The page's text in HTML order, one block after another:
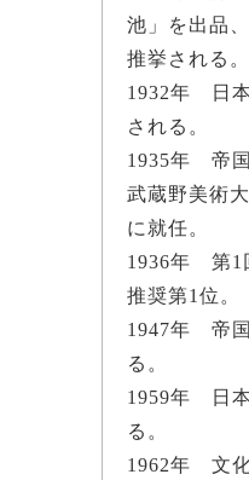
池」を出品
推挙される。
1932年 日
される。
1935年 帝
武蔵野美術
に就任。
1936年 第1
推奨第1位。
1947年 帝
る。
1959年 日
る。
1962年 文